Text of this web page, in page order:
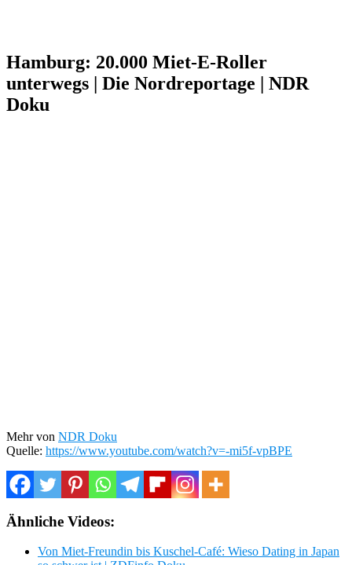
Hamburg: 20.000 Miet-E-Roller
unterwegs | Die Nordreportage | NDR
Doku
Mehr von NDR Doku
Quelle: https://www.youtube.com/watch?v=-mi5f-vpBPE
Ähnliche Videos:
Von Miet-Freundin bis Kuschel-Café: Wieso Dating in Japan